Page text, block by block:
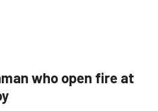
who open fire at